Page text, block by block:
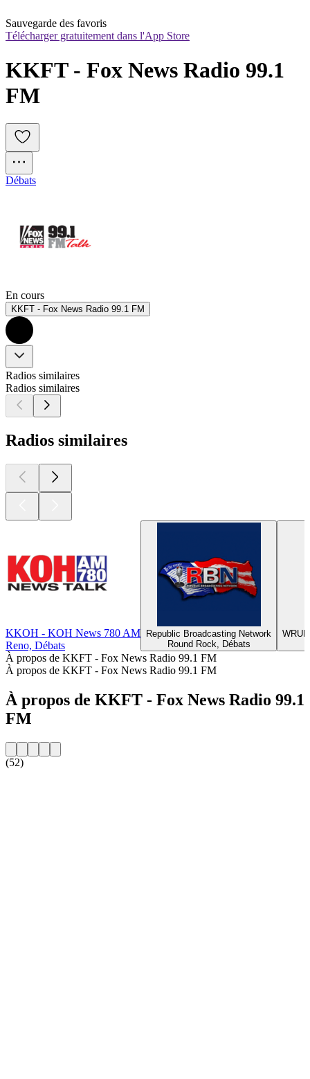
Sauvegarde des favoris
Télécharger gratuitement dans l'App Store
KKFT - Fox News Radio 99.1
FM
Débats
En cours
KKFT - Fox News Radio 99.1 FM
Radios similaires
Radios similaires
Radios similaires
KKOH - KOH News 780 AM
Reno, Débats
Republic Broadcasting Network
Round Rock, Débats
À propos de KKFT - Fox News Radio 99.1 FM
À propos de KKFT - Fox News Radio 99.1 FM
À propos de KKFT - Fox News Radio 99.1
FM
(52)